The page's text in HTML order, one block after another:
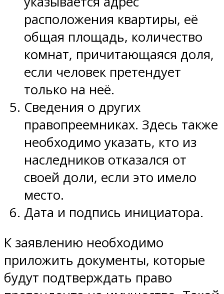
расположения квартиры, её
общая площадь, количество
комнат, причитающаяся доля,
если человек претендует
только на неё.
Сведения о других
правопреемниках. Здесь также
необходимо указать, кто из
наследников отказался от
своей доли, если это имело
место.
Дата и подпись инициатора.
К заявлению необходимо
приложить документы, которые
будут подтверждать право